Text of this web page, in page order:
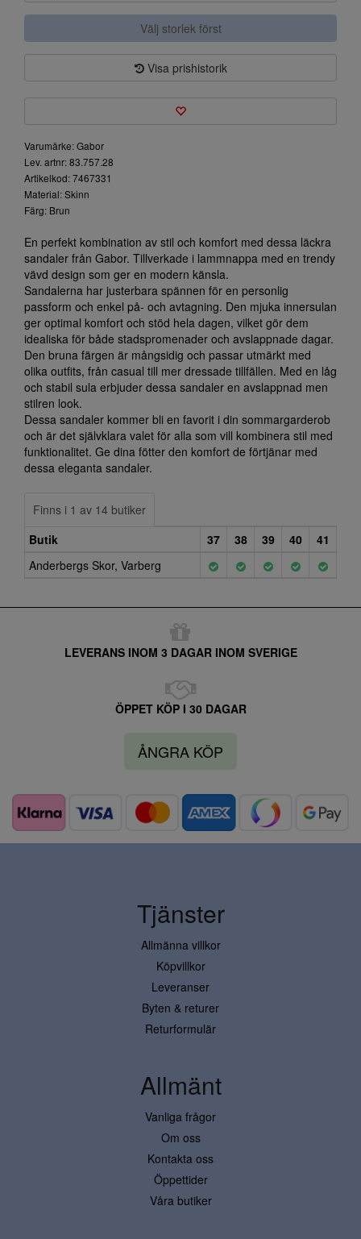
Välj storlek först
Visa prishistorik
Varumärke: Gabor
Lev. artnr: 83.757.28
Artikelkod: 7467331
Material: Skinn
Färg: Brun
En perfekt kombination av stil och komfort med dessa läckra
sandaler från Gabor. Tillverkade i lammnappa med en trendy
vävd design som ger en modern känsla.
Sandalerna har justerbara spännen för en personlig
passform och enkel på- och avtagning. Den mjuka innersulan
ger optimal komfort och stöd hela dagen, vilket gör dem
idealiska för både stadspromenader och avslappnade dagar.
Den bruna färgen är mångsidig och passar utmärkt med
olika outfits, från casual till mer dressade tillfällen. Med en låg
och stabil sula erbjuder dessa sandaler en avslappnad men
stilren look.
Dessa sandaler kommer bli en favorit i din sommargarderob
och är det självklara valet för alla som vill kombinera stil med
funktionalitet. Ge dina fötter den komfort de förtjänar med
dessa eleganta sandaler.
Finns i 1 av 14 butiker
Butik
37 38 39 40
41
Anderbergs Skor, Varberg
LEVERANS INOM 3 DAGAR INOM SVERIGE
ÖPPET KÖP I 30 DAGAR
ÅNGRA KÖP
Tjänster
Allmänna villkor
Köpvillkor
Leveranser
Byten & returer
Returformulär
Allmänt
Vanliga frågor
Om oss
Kontakta oss
Öppettider
Våra butiker